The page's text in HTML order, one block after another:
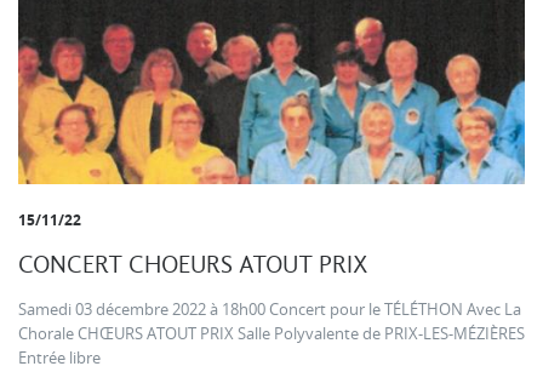
15/11/22
CONCERT CHOEURS ATOUT PRIX
Samedi 03 décembre 2022 à 18h00 Concert pour le TÉLÉTHON Avec La
Chorale CHŒURS ATOUT PRIX Salle Polyvalente de PRIX-LES-MÉZIÈRES
Entrée libre